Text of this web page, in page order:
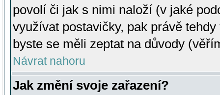
povolí či jak s nimi naloží (v jaké
využívat postavičky, pak právě
byste se měli zeptat na důvody
Návrat nahoru
Jak změní svoje zařazení?